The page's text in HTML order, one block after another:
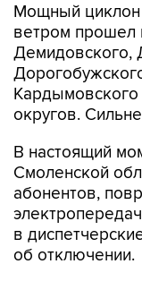
Мощный циклон
ветром прошел
Демидовского,
округов.
В настоящий
Смоленской
абонентов,
в
об отключении.